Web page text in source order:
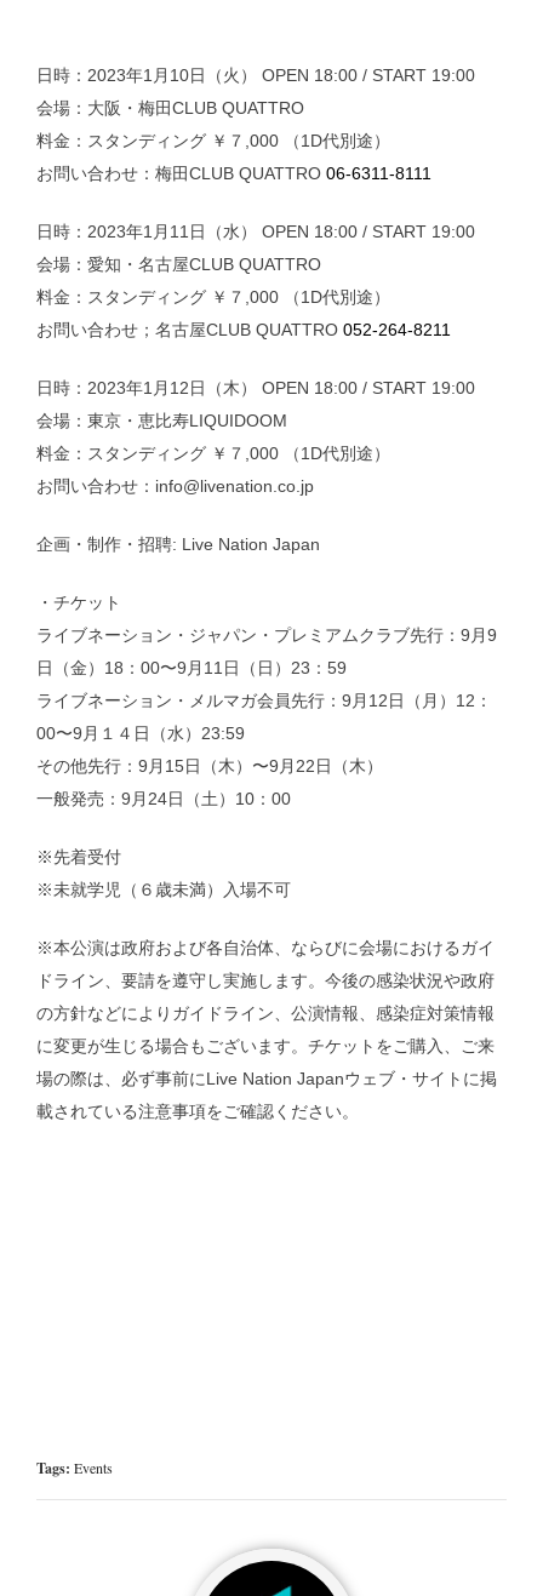
日時：2023年1月10日（火） OPEN 18:00 / START 19:00
会場：大阪・梅田CLUB QUATTRO
料金：スタンディング ￥７,000 （1D代別途）
お問い合わせ：梅田CLUB QUATTRO 06-6311-8111
日時：2023年1月11日（水） OPEN 18:00 / START 19:00
会場：愛知・名古屋CLUB QUATTRO
料金：スタンディング ￥７,000 （1D代別途）
お問い合わせ；名古屋CLUB QUATTRO 052-264-8211
日時：2023年1月12日（木） OPEN 18:00 / START 19:00
会場：東京・恵比寿LIQUIDOOM
料金：スタンディング ￥７,000 （1D代別途）
お問い合わせ：info@livenation.co.jp
企画・制作・招聘: Live Nation Japan
・チケット
ライブネーション・ジャパン・プレミアムクラブ先行：9月9
日（金）18：00〜9月11日（日）23：59
ライブネーション・メルマガ会員先行：9月12日（月）12：
00〜9月１４日（水）23:59
その他先行：9月15日（木）〜9月22日（木）
一般発売：9月24日（土）10：00
※先着受付
※未就学児（６歳未満）入場不可
※本公演は政府および各自治体、ならびに会場におけるガイ
ドライン、要請を遵守し実施します。今後の感染状況や政府
の方針などによりガイドライン、公演情報、感染症対策情報
に変更が生じる場合もございます。チケットをご購入、ご来
場の際は、必ず事前にLive Nation Japanウェブ・サイトに掲
載されている注意事項をご確認ください。
Tags: Events